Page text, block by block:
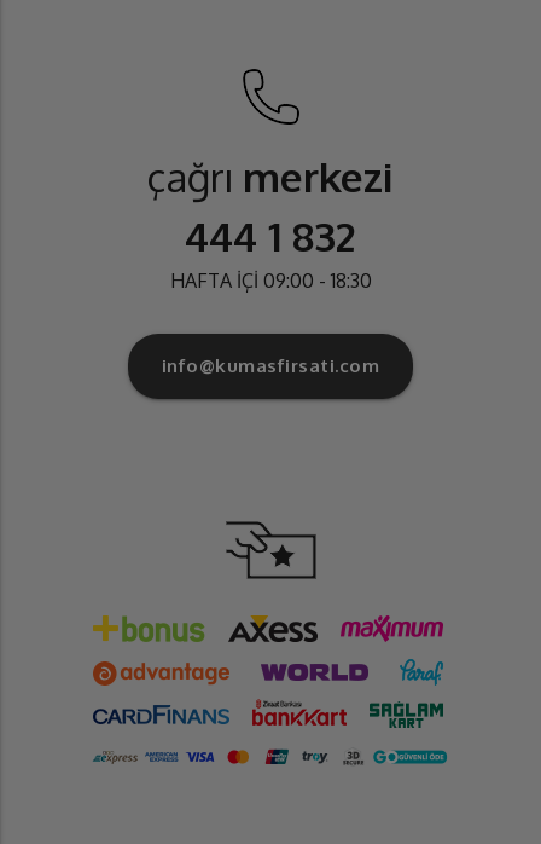
çağrı merkezi
444 1 832
HAFTA İÇİ 09:00 - 18:30
info@kumasfirsati.com